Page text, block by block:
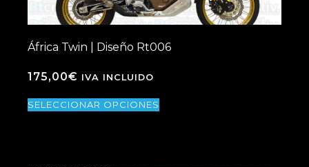
África Twin | Diseño Rt006
175,00€ IVA INCLUIDO
SELECCIONAR OPCIONES